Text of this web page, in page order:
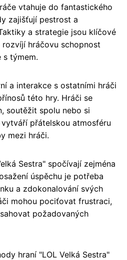
vtahuje do fantastického
zajišťují pestrost a
a strategie jsou klíčové
hráčovu schopnost
s týmem.
a interakce s ostatními hráči
této hry. Hráči se
soutěžit spolu nebo si
přátelskou atmosféru
mezi hráči.
Sestra" spočívají zejména
úspěchu je potřeba
a zdokonalování svých
mohou pociťovat frustraci,
požadovaných
hraní "LOL Velká Sestra"